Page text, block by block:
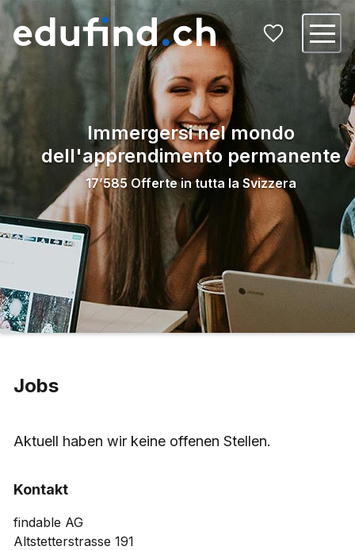
Immergersi nel mondo
dell'apprendimento permanente
17’585 Offerte in tutta la Svizzera
Jobs
Aktuell haben wir keine offenen Stellen.
Kontakt
findable AG
Altstetterstrasse 191